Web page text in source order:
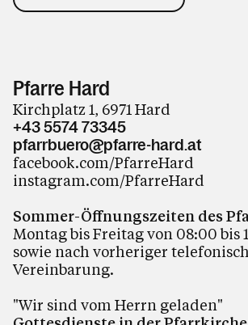
Pfarre Hard
Kirchplatz 1, 6971 Hard
+43 5574 73345
pfarrbuero@pfarre-hard.at
facebook.com/PfarreHard
instagram.com/PfarreHard
Sommer-Öffnungszeiten des
Montag bis Freitag von 08:00 bis
sowie nach vorheriger
Vereinbarung.
"Wir sind vom Herrn geladen"